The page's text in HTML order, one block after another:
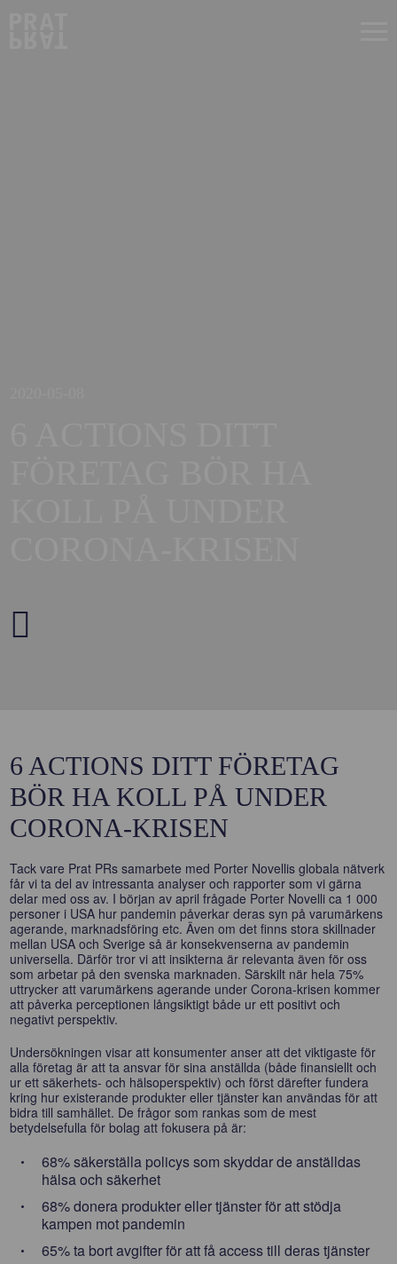
6 ACTIONS DITT FÖRETAG
BÖR HA KOLL PÅ UNDER
CORONA-KRISEN
Tack vare Prat PRs samarbete med Porter Novellis globala nätverk
får vi ta del av intressanta analyser och rapporter som vi gärna
delar med oss av. I början av april frågade Porter Novelli ca 1 000
personer i USA hur pandemin påverkar deras syn på varumärkens
agerande, marknadsföring etc. Även om det finns stora skillnader
mellan USA och Sverige så är konsekvenserna av pandemin
universella. Därför tror vi att insikterna är relevanta även för oss
som arbetar på den svenska marknaden. Särskilt när hela 75%
uttrycker att varumärkens agerande under Corona-krisen kommer
att påverka perceptionen långsiktigt både ur ett positivt och
negativt perspektiv.
Undersökningen visar att konsumenter anser att det viktigaste för
alla företag är att ta ansvar för sina anställda (både finansiellt och
ur ett säkerhets- och hälsoperspektiv) och först därefter fundera
kring hur existerande produkter eller tjänster kan användas för att
bidra till samhället. De frågor som rankas som de mest
betydelsefulla för bolag att fokusera på är:
68% säkerställa policys som skyddar de anställdas
hälsa och säkerhet
68% donera produkter eller tjänster för att stödja
kampen mot pandemin
65% ta bort avgifter för att få access till deras tjänster